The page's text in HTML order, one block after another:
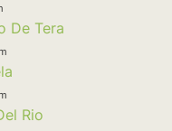
De Tera
Rio